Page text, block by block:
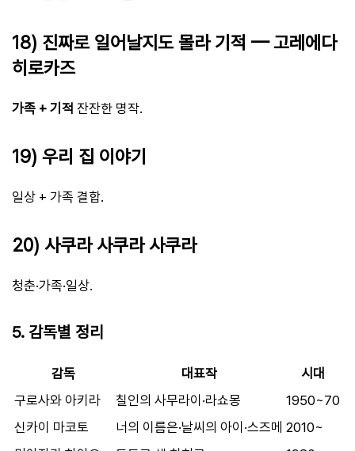
18) 진짜로 일어날지도 몰라 기적 — 고레에다
히로카즈
가족 + 기적 잔잔한 명작.
19) 우리 집 이야기
일상 + 가족 결합.
20) 사쿠라 사쿠라 사쿠라
청춘·가족·일상.
5. 감독별 정리
감독 대표작
시대
구로사와 아키라
칠인의 사무라이·라쇼몽
1950~70
신카이 마코토
너의 이름은·날씨의 아이·스즈메 2010~